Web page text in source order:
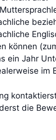
können
ein Jahr
im
die